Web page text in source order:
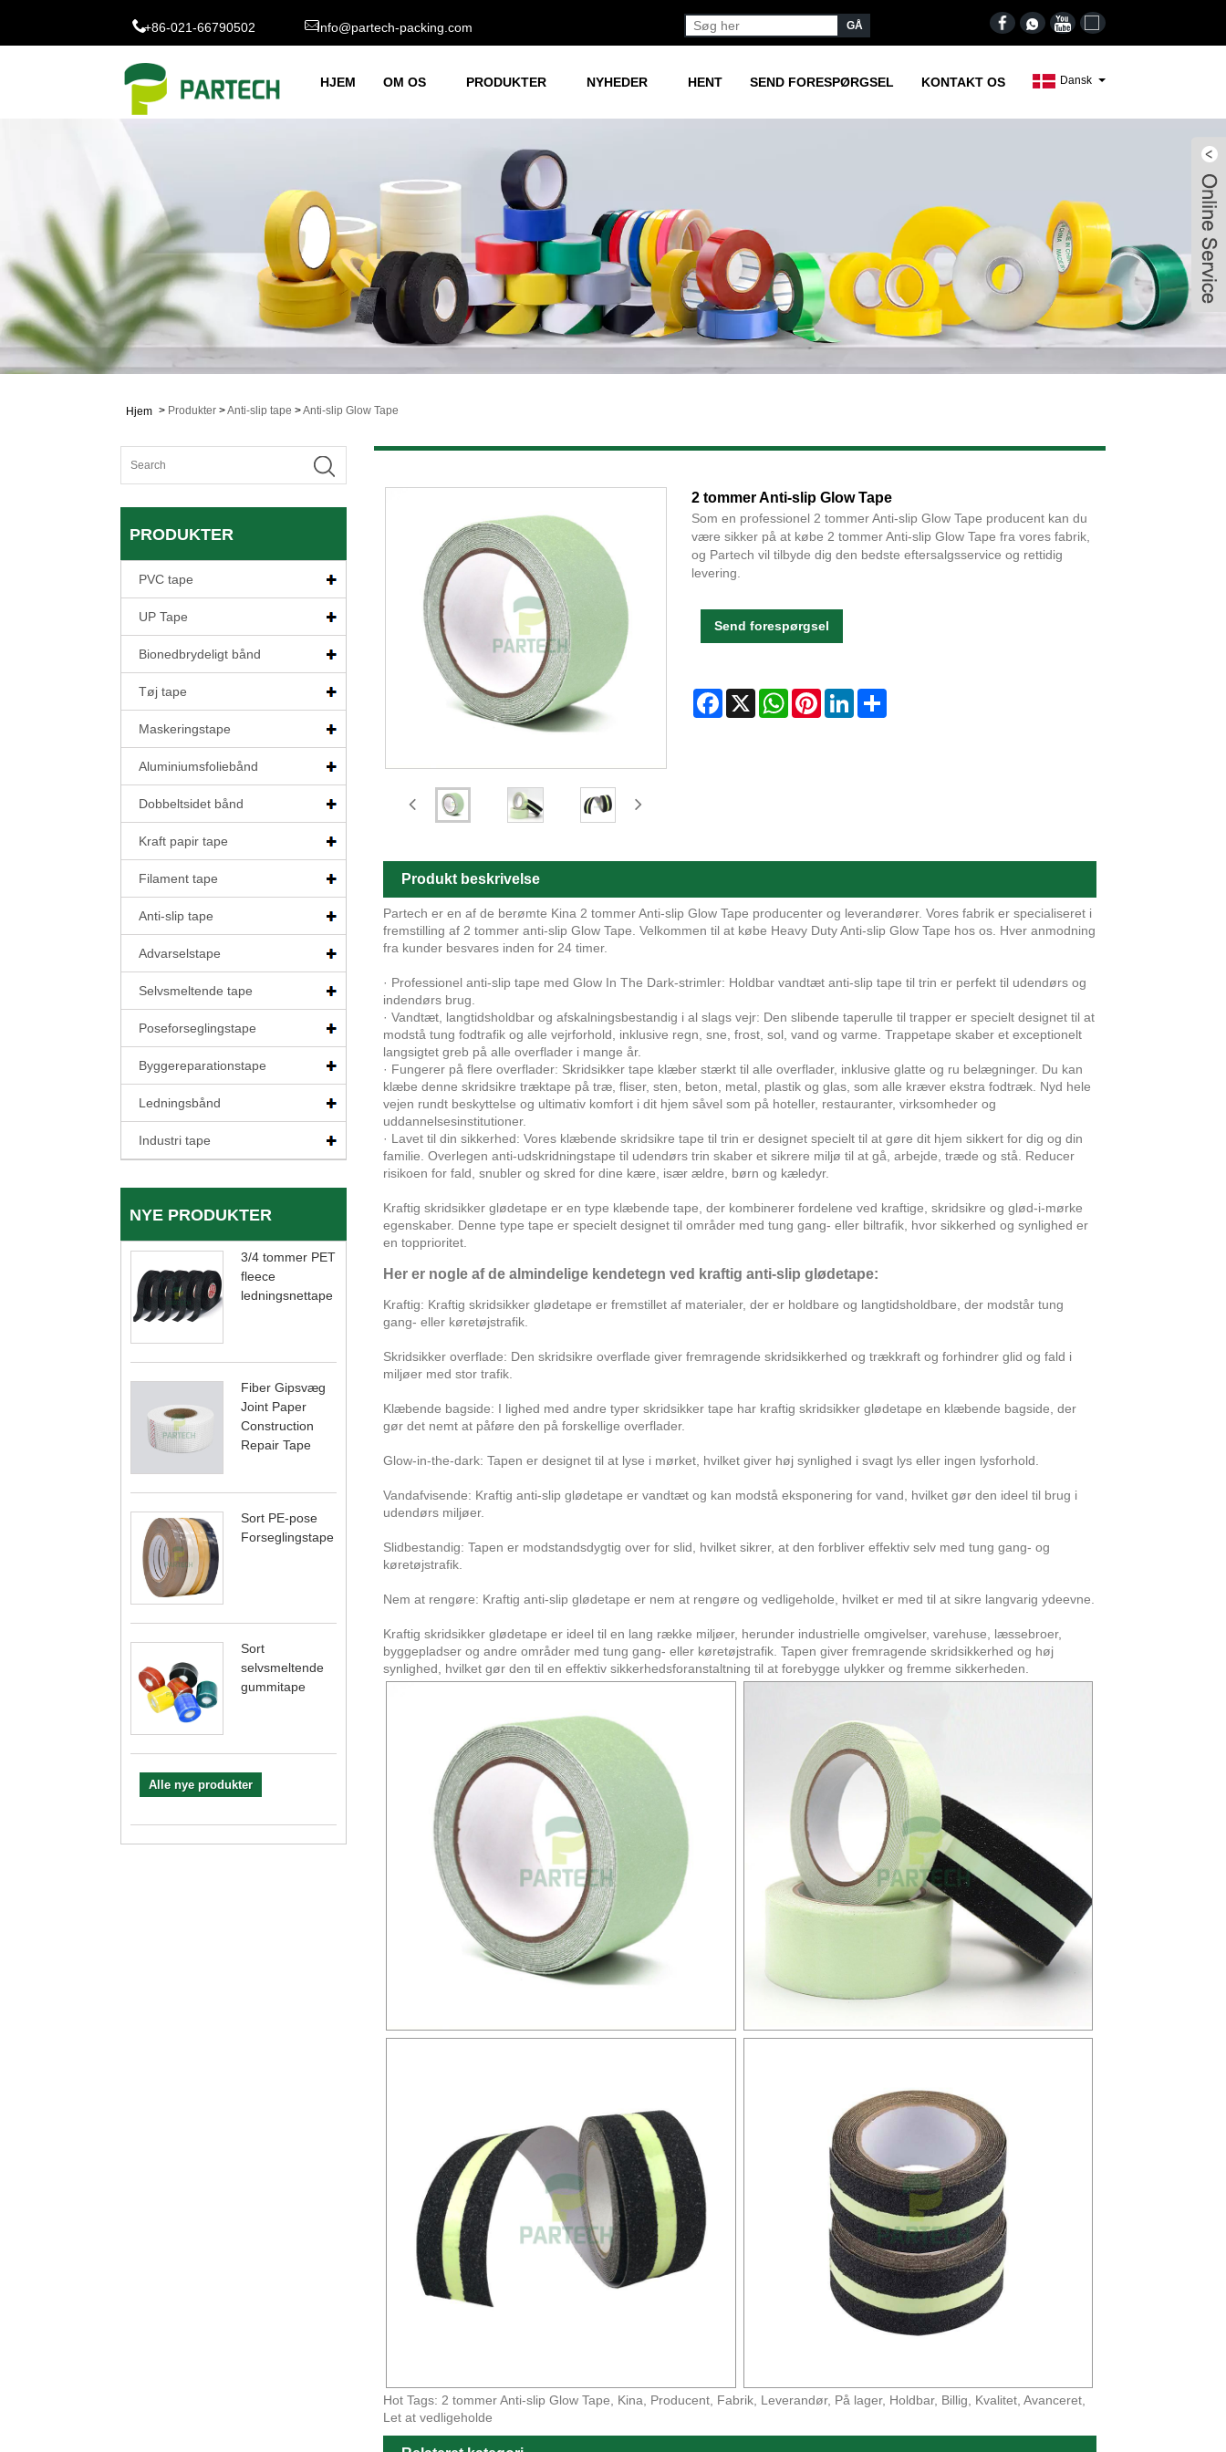
+86-021-66790502 Info@partech-packing.com
Dansk
HJEM OM OS PRODUKTER NYHEDER HENT SEND FORESPØRGSEL KONTAKT OS
Hjem > Produkter >Anti-slip tape >Anti-slip Glow Tape
PRODUKTER
PVC tape
UP Tape
Bionedbrydeligt bånd
Tøj tape
Maskeringstape
Aluminiumsfoliebånd
Dobbeltsidet bånd
Kraft papir tape
Filament tape
Anti-slip tape
Advarselstape
Selvsmeltende tape
Poseforseglingstape
Byggereparationstape
Ledningsbånd
Industri tape
NYE PRODUKTER
3/4 tommer PET
fleece
ledningsnettape
Fiber Gipsvæg
Joint Paper
Construction
Repair Tape
Sort PE-pose
Forseglingstape
Sort
selvsmeltende
gummitape
Alle nye produkter
2 tommer Anti-slip Glow Tape
Som en professionel 2 tommer Anti-slip Glow Tape producent kan du
være sikker på at købe 2 tommer Anti-slip Glow Tape fra vores fabrik,
og Partech vil tilbyde dig den bedste eftersalgsservice og rettidig
levering.
Send forespørgsel
Facebook
X WhatsAppPinterestLinkedInShare
Produkt beskrivelse
Partech er en af ​​de berømte Kina 2 tommer Anti-slip Glow Tape producenter og leverandører. Vores fabrik er specialiseret i
fremstilling af 2 tommer anti-slip Glow Tape. Velkommen til at købe Heavy Duty Anti-slip Glow Tape hos os. Hver anmodning
fra kunder besvares inden for 24 timer.
· Professionel anti-slip tape med Glow In The Dark-strimler: Holdbar vandtæt anti-slip tape til trin er perfekt til udendørs og
indendørs brug.
· Vandtæt, langtidsholdbar og afskalningsbestandig i al slags vejr: Den slibende taperulle til trapper er specielt designet til at
modstå tung fodtrafik og alle vejrforhold, inklusive regn, sne, frost, sol, vand og varme. Trappetape skaber et exceptionelt
langsigtet greb på alle overflader i mange år.
· Fungerer på flere overflader: Skridsikker tape klæber stærkt til alle overflader, inklusive glatte og ru belægninger. Du kan
klæbe denne skridsikre træktape på træ, fliser, sten, beton, metal, plastik og glas, som alle kræver ekstra fodtræk. Nyd hele
vejen rundt beskyttelse og ultimativ komfort i dit hjem såvel som på hoteller, restauranter, virksomheder og
uddannelsesinstitutioner.
· Lavet til din sikkerhed: Vores klæbende skridsikre tape til trin er designet specielt til at gøre dit hjem sikkert for dig og din
familie. Overlegen anti-udskridningstape til udendørs trin skaber et sikrere miljø til at gå, arbejde, træde og stå. Reducer
risikoen for fald, snubler og skred for dine kære, især ældre, børn og kæledyr.
Kraftig skridsikker glødetape er en type klæbende tape, der kombinerer fordelene ved kraftige, skridsikre og glød-i-mørke
egenskaber. Denne type tape er specielt designet til områder med tung gang- eller biltrafik, hvor sikkerhed og synlighed er
en topprioritet.
Her er nogle af de almindelige kendetegn ved kraftig anti-slip glødetape:
Kraftig: Kraftig skridsikker glødetape er fremstillet af materialer, der er holdbare og langtidsholdbare, der modstår tung
gang- eller køretøjstrafik.
Skridsikker overflade: Den skridsikre overflade giver fremragende skridsikkerhed og trækkraft og forhindrer glid og fald i
miljøer med stor trafik.
Klæbende bagside: I lighed med andre typer skridsikker tape har kraftig skridsikker glødetape en klæbende bagside, der
gør det nemt at påføre den på forskellige overflader.
Glow-in-the-dark: Tapen er designet til at lyse i mørket, hvilket giver høj synlighed i svagt lys eller ingen lysforhold.
Vandafvisende: Kraftig anti-slip glødetape er vandtæt og kan modstå eksponering for vand, hvilket gør den ideel til brug i
udendørs miljøer.
Slidbestandig: Tapen er modstandsdygtig over for slid, hvilket sikrer, at den forbliver effektiv selv med tung gang- og
køretøjstrafik.
Nem at rengøre: Kraftig anti-slip glødetape er nem at rengøre og vedligeholde, hvilket er med til at sikre langvarig ydeevne.
Kraftig skridsikker glødetape er ideel til en lang række miljøer, herunder industrielle omgivelser, varehuse, læssebroer,
byggepladser og andre områder med tung gang- eller køretøjstrafik. Tapen giver fremragende skridsikkerhed og høj
synlighed, hvilket gør den til en effektiv sikkerhedsforanstaltning til at forebygge ulykker og fremme sikkerheden.
Hot Tags: 2 tommer Anti-slip Glow Tape, Kina, Producent, Fabrik, Leverandør, På lager, Holdbar, Billig, Kvalitet, Avanceret,
Let at vedligeholde